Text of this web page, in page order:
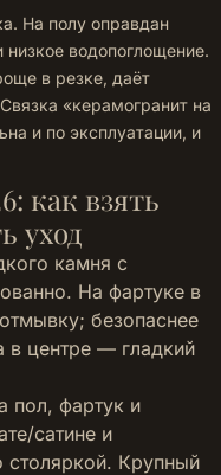
На полу оправдан
водопоглощение.
в резке, даёт
«керамогранит на
и по эксплуатации, и
как взять
уход
камня с
На фартуке в
безопаснее
в центре — гладкий
пол, фартук и
сатине и
столяркой. Крупный